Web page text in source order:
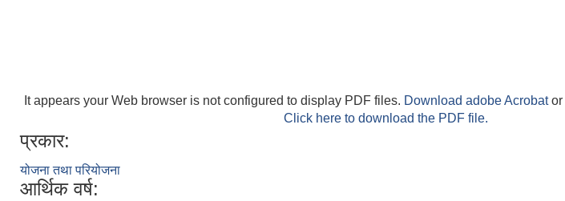
It appears your Web browser is not configured to display PDF files. Download adobe Acrobator
Click here to download the PDF file.
प्रकार:
योजना तथा परियोजना
आर्थिक वर्ष: